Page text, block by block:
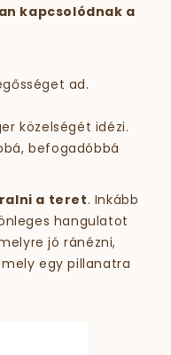
kapcsolódnak a
ad.
közelségét idézi.
befogadóbbá
a teret. Inkább
hangulatot
jó ránézni,
egy pillanatra